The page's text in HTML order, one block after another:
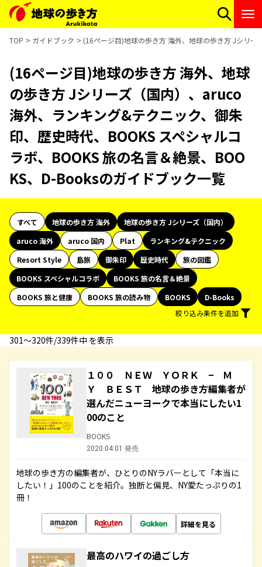
TOP ガイドブック (16ページ目)地球の歩き方 海外、地球の歩き方 Jシリ
(16ページ目)地球の歩き方 海外、地球
の歩き方 Jシリーズ（国内）、aruco
海外、ランキング&テクニック、御朱
印、歴史時代、BOOKS スペシャルコ
ラボ、BOOKS 旅の名言＆絶景、BOO
KS、D-Booksのガイドブック一覧
すべて 地球の歩き方 海外
地球の歩き方 Jシリーズ（国内）
aruco 海外
aruco 国内 Plat
ランキング&テクニック
Resort Style
島旅 御朱印 歴史時代
旅の図鑑
BOOKS スペシャルコラボ
BOOKS 旅の名言＆絶景
BOOKS 旅と健康
BOOKS 旅の読み物 BOOKS
D-Books
絞り込み条件を追加
301〜320件/339件中 を表示
１００ ＮＥＷ ＹＯＲＫ − Ｍ
Ｙ ＢＥＳＴ 地球の歩き方編集者が
選んだニューヨークで本当にしたい1
00のこと
BOOKS
2020.04.01 発売
地球の歩き方の編集者が、ひとりのNYラバーとして「本当に
したい！」100のことを紹介。独断と偏見、NY愛たっぷりの1
冊！
詳細を見る
最高のハワイの過ごし方